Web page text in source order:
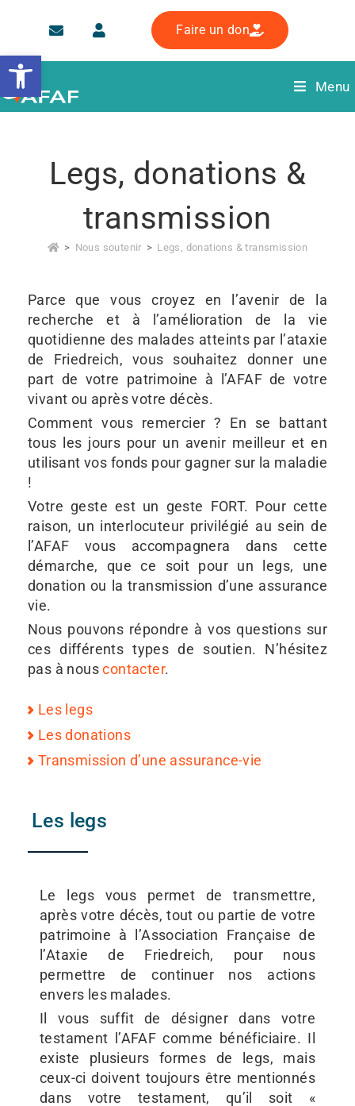
Ouvrir la barre d’outils
Faire un don
Menu
Legs, donations &
transmission
> Nous soutenir > Legs, donations & transmission
Parce que vous croyez en l’avenir de la
recherche et à l’amélioration de la vie
quotidienne des malades atteints par l’ataxie
de Friedreich, vous souhaitez donner une
part de votre patrimoine à l’AFAF de votre
vivant ou après votre décès.
Comment vous remercier ? En se battant
tous les jours pour un avenir meilleur et en
utilisant vos fonds pour gagner sur la maladie
!
Votre geste est un geste FORT. Pour cette
raison, un interlocuteur privilégié au sein de
l’AFAF vous accompagnera dans cette
démarche, que ce soit pour un legs, une
donation ou la transmission d’une assurance
vie.
Nous pouvons répondre à vos questions sur
ces différents types de soutien. N’hésitez
pas à nouscontacter.
Les legs
Les donations
Transmission d’une assurance-vie
Les legs
Le legs vous permet de transmettre,
après votre décès, tout ou partie de votre
patrimoine à l’Association Française de
l’Ataxie de Friedreich, pour nous
permettre de continuer nos actions
envers les malades.
Il vous suffit de désigner dans votre
testament l’AFAF comme bénéficiaire. Il
existe plusieurs formes de legs, mais
ceux-ci doivent toujours être mentionnés
dans votre testament, qu’il soit «